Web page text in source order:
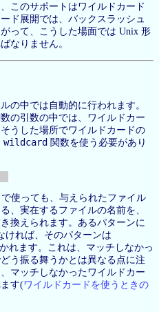
このサポートはワイルドカード
ド展開では、バックスラッシュ
って、こうした場面では Unix 形
なりません。
の中では自動的に行われます。
の引数の中では、ワイルドカー
うした場所でワイルドカードの
wildcard 関数を使う必要があり
使っても、与えられたファイル
、実在するファイルの名前を、
換えられます。あるパターンに
ければ、そのパターンは
れます。これは、マッチしなかっ
う振る舞うかとは異なる点に注
マッチしなかったワイルドカー
す(ワイルドカードを使うときの